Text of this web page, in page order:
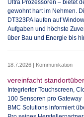
Ultra Prozessoren – bietet
gewohnt hart im Nehmen.
DT323PA laufen auf
Aufgaben und höchste
über Bau und Energie bis
18.7.2026 | Kommunikation
vereinfacht
Integrierter Touchscreen,
100 Sensoren pro Gateway
BMC Solutions informiert